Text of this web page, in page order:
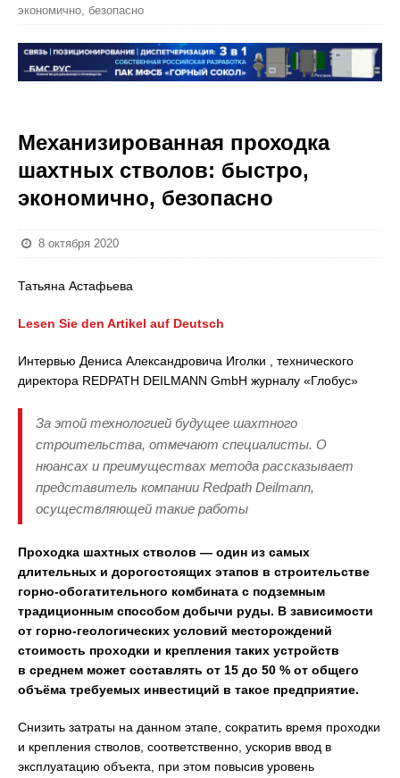
экономично, безопасно
Механизированная проходка
шахтных стволов: быстро,
экономично, безопасно
8 октября 2020
Татьяна Астафьева
Lesen Sie den Artikel auf Deutsch
Интервью Дениса Александровича Иголки , технического
директора REDPATH DEILMANN GmbH журналу «Глобус»
За этой технологией будущее шахтного
строительства, отмечают специалисты. О
нюансах и преимуществах метода рассказывает
представитель компании Redpath Deilmann,
осуществляющей такие работы
Проходка шахтных стволов — один из самых
длительных и дорогостоящих этапов в строительстве
горно-обогатительного комбината с подземным
традиционным способом добычи руды. В зависимости
от горно-геологических условий месторождений
стоимость проходки и крепления таких устройств
в среднем может составлять от 15 до 50 % от общего
объёма требуемых инвестиций в такое предприятие.
Снизить затраты на данном этапе, сократить время проходки
и крепления стволов, соответственно, ускорив ввод в
эксплуатацию объекта, при этом повысив уровень